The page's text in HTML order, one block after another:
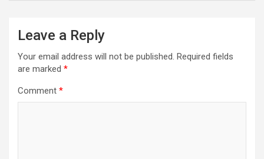
Leave a Reply
Your email address will not be published. Required fields
are marked *
Comment *